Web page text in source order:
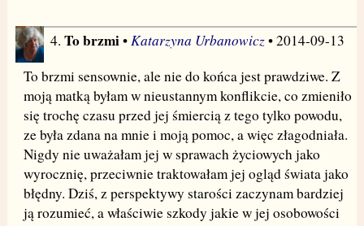
4. To brzmi• Katarzyna Urbanowicz• 2014-09-13
To brzmi sensownie, ale nie do końca jest prawdziwe. Z
moją matką byłam w nieustannym konflikcie, co zmieniło
się trochę czasu przed jej śmiercią z tego tylko powodu,
ze była zdana na mnie i moją pomoc, a więc złagodniała.
Nigdy nie uważałam jej w sprawach życiowych jako
wyrocznię, przeciwnie traktowałam jej ogląd świata jako
błędny. Dziś, z perspektywy starości zaczynam bardziej
ją rozumieć, a właściwie szkody jakie w jej osobowości